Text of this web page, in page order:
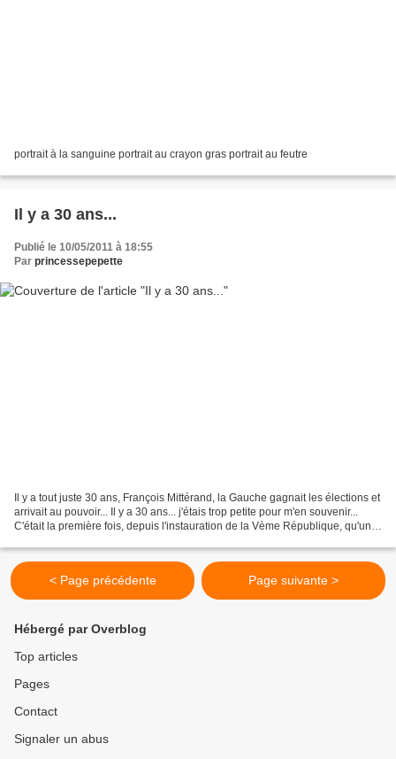
portrait à la sanguine portrait au crayon gras portrait au feutre
Il y a 30 ans...
Publié le 10/05/2011 à 18:55
Par princessepepette
Il y a tout juste 30 ans, François Mittérand, la Gauche gagnait les élections et
arrivait au pouvoir... Il y a 30 ans... j'étais trop petite pour m'en souvenir...
C'était la première fois, depuis l'instauration de la Vème République, qu'un
< Page précédente Page suivante >
Hébergé par Overblog
Top articles
Pages
Contact
Signaler un abus